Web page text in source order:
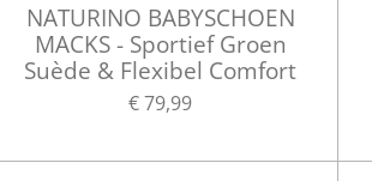
NATURINO BABYSCHOEN
MACKS - Sportief Groen
Suède & Flexibel Comfort
€ 79,99